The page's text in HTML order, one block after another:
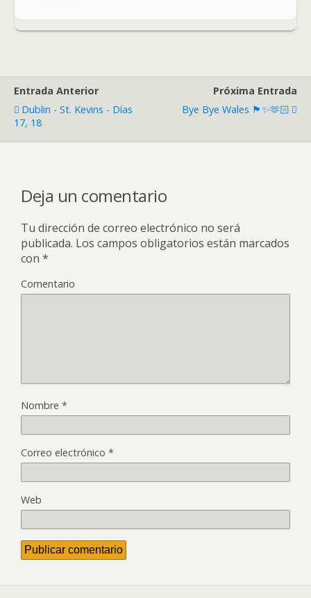
Entrada Anterior
Dublin - St. Kevins - Días
17, 18
Próxima Entrada
Bye Bye Wales 🏴󠁧󠁢󠁷󠁬󠁳󠁿✨🫶🏻
Deja un comentario
Tu dirección de correo electrónico no será
publicada. Los campos obligatorios están marcados
con *
Comentario
Nombre *
Correo electrónico *
Web